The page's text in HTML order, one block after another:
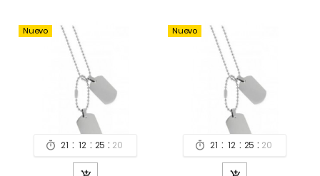
Nuevo
 21 : 12 : 25 : 19
Nuevo
 21 : 12 : 25 : 19